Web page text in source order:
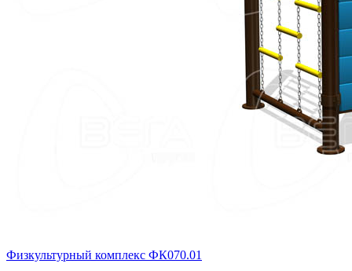
Физкультурный комплекс ФК070.01